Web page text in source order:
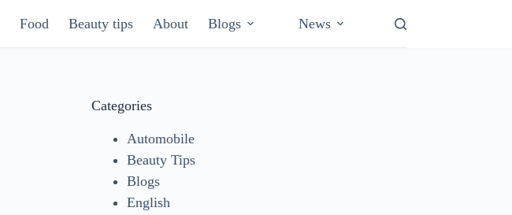
Food Beauty tips About Blogs News
Categories
Automobile
Beauty Tips
Blogs
English